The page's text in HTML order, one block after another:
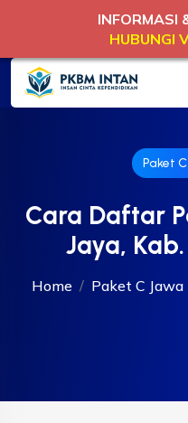
Paket
Cara Daftar
Jaya,
Home Paket C Jawa
INFORMASI
HUBUNGI